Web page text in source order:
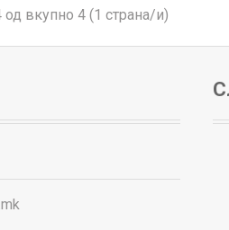
вкупно 4 (1 страна/и)